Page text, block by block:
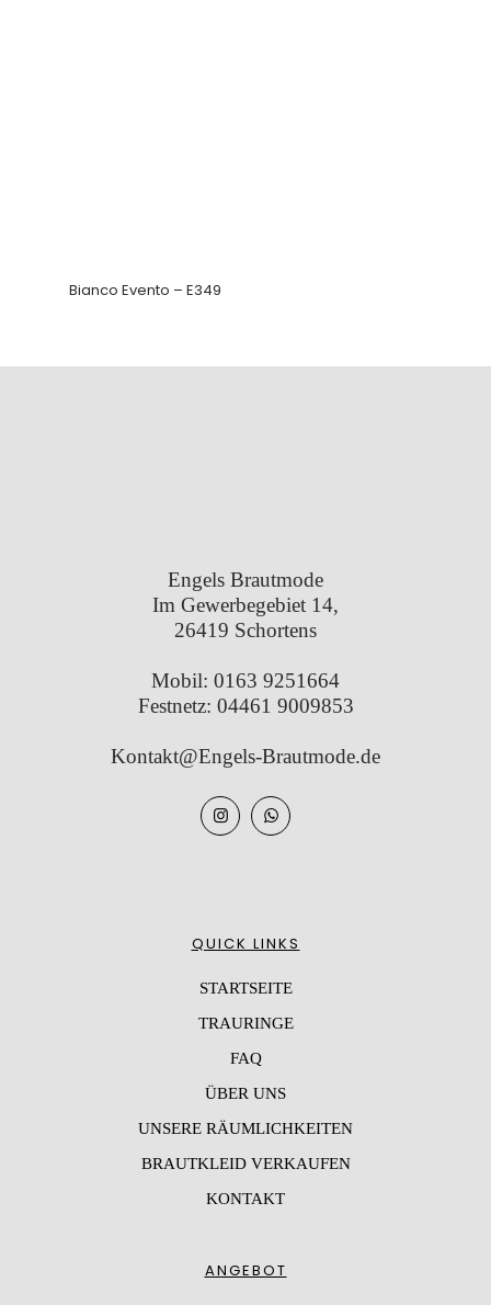
Bianco Evento – E349
Engels Brautmode
Im Gewerbegebiet 14,
26419 Schortens
Mobil: 0163 9251664
Festnetz: 04461 9009853
Kontakt@Engels-Brautmode.de
QUICK LINKS
STARTSEITE
TRAURINGE
FAQ
ÜBER UNS
UNSERE RÄUMLICHKEITEN
BRAUTKLEID VERKAUFEN
KONTAKT
ANGEBOT